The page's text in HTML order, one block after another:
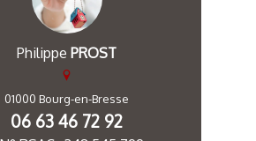
Philippe PROST
01000 Bourg-en-Bresse
06 63 46 72 92